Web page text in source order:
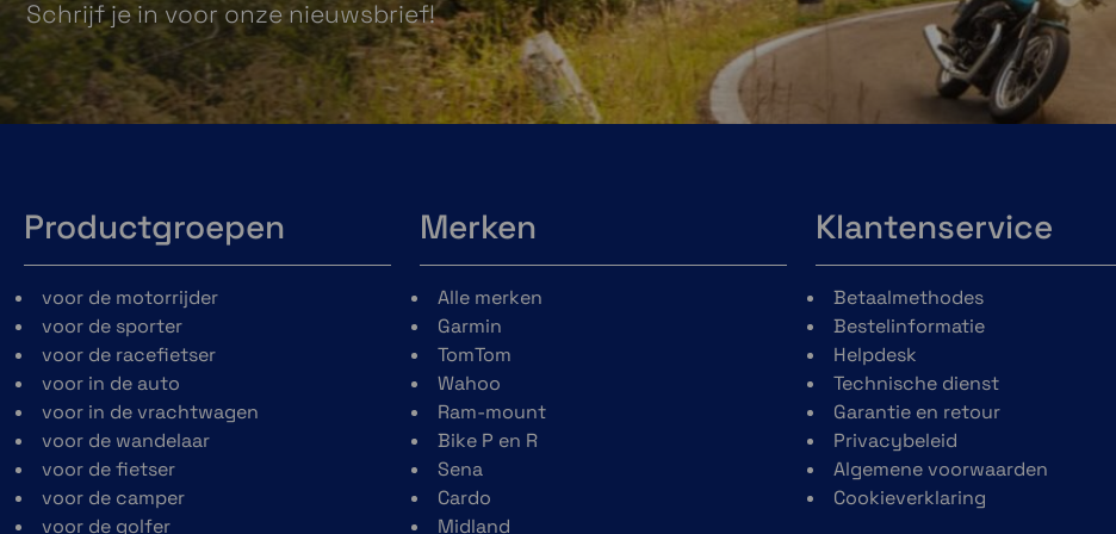
Opladen doe je met de meegeleverde USB-C kabel en in
ongeveer 2 uur zit de batterij vol. Bij gebruik met MESH
intercom beschik je over 8 uur spreektijd en bij Bluetooth
intercom is dat 12 uur. Het systeem heeft een standby tijd
Schrijf je in voor onze nieuwsbrief!
Productgroepen
voor de motorrijder
voor de sporter
voor de racefietser
voor in de auto
voor in de vrachtwagen
voor de wandelaar
voor de fietser
voor de camper
voor de golfer
Merken
Alle merken
Garmin
TomTom
Wahoo
Ram-mount
Bike P en R
Sena
Cardo
Midland
Klantenservice
Betaalmethodes
Bestelinformatie
Helpdesk
Technische dienst
Garantie en retour
Privacybeleid
Algemene voorwaarden
Cookieverklaring